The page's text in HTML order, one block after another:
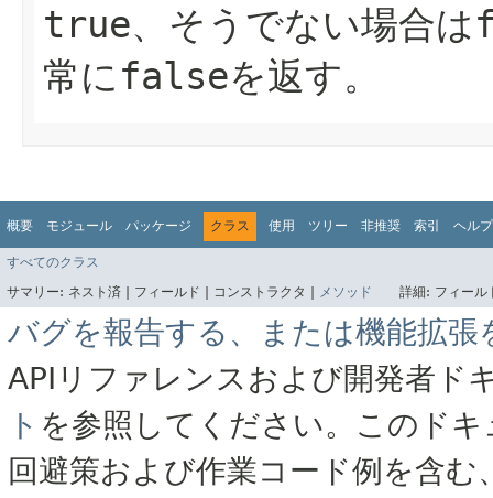
true、そうでない場合は
常にfalseを返す。
概要 モジュール パッケージ クラス 使用 ツリー 非推奨 索引 ヘルプ
すべてのクラス
サマリー: ネスト済 | フィールド | コンストラクタ | メソッド 詳細: フィー
バグを報告する、または機能拡張
APIリファレンスおよび開発者ド
ト を参照してください。このド
回避策および作業コード例を含